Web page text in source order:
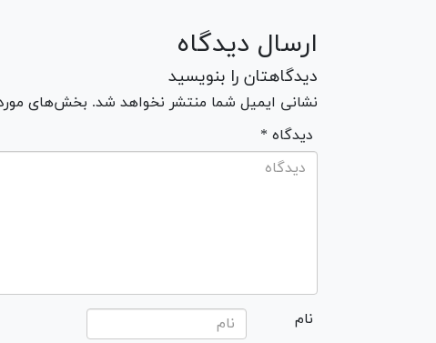
ارسال دیدگاه
دیدگاهتان را بنویسید
نشانی ایمیل شما منتشر نخواهد شد. بخش‌های
* دیدگاه
نام